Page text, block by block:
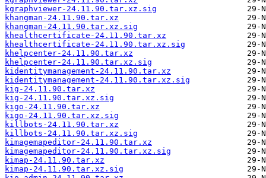
kgraphviewer-24.11.90.tar.xz.sig
khangman-24.11.90.tar.xz
khangman-24.11.90.tar.xz.sig
khealthcertificate-24.11.90.tar.xz
khealthcertificate-24.11.90.tar.xz.sig
khelpcenter-24.11.90.tar.xz
khelpcenter-24.11.90.tar.xz.sig
kidentitymanagement-24.11.90.tar.xz
kidentitymanagement-24.11.90.tar.xz.sig
kig-24.11.90.tar.xz
kig-24.11.90.tar.xz.sig
kigo-24.11.90.tar.xz
kigo-24.11.90.tar.xz.sig
killbots-24.11.90.tar.xz
killbots-24.11.90.tar.xz.sig
kimagemapeditor-24.11.90.tar.xz
kimagemapeditor-24.11.90.tar.xz.sig
kimap-24.11.90.tar.xz
kimap-24.11.90.tar.xz.sig